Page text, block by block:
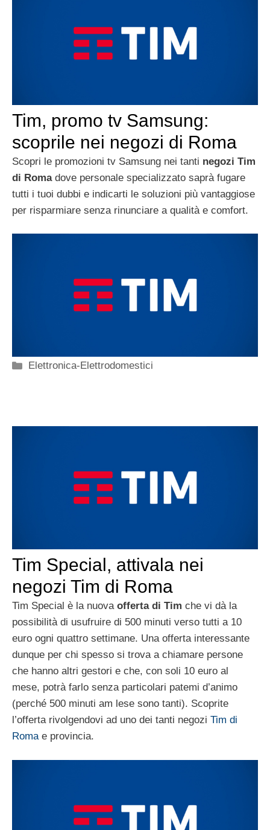
Tim, promo tv Samsung:
scoprile nei negozi di Roma
Scopri le promozioni tv Samsung nei tanti negozi Tim
di Romadove personale specializzato saprà fugare
tutti i tuoi dubbi e indicarti le soluzioni più vantaggiose
per risparmiare senza rinunciare a qualità e comfort.
Categorie
Elettronica-Elettrodomestici
Tim Special, attivala nei
negozi Tim di Roma
Tim Special è la nuova offerta di Tim che vi dà la
possibilità di usufruire di 500 minuti verso tutti a 10
euro ogni quattro settimane. Una offerta interessante
dunque per chi spesso si trova a chiamare persone
che hanno altri gestori e che, con soli 10 euro al
mese, potrà farlo senza particolari patemi d’animo
(perché 500 minuti am lese sono tanti). Scoprite
l’offerta rivolgendovi ad uno dei tanti negozi Tim di
Romae provincia.